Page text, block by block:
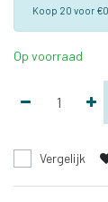
Koop 20 voor
Op voorraad
Vergelijk